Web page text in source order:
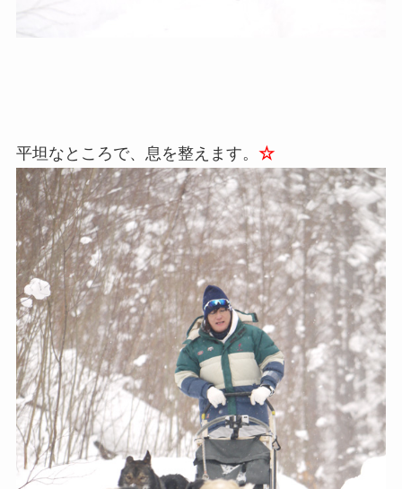
平坦なところで、息を整えます。 ☆